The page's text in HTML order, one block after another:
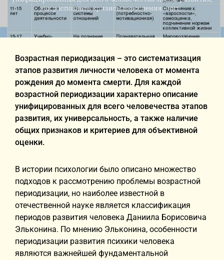
как распознать кризисы взросления - чит...
Возрастная периодизация – это систематизация
этапов развития личности человека от момента
рождения до момента смерти. Для каждой
возрастной периодизации характерно описание
унифицированных для всего человечества этапов
развития, их универсальность, а также наличие
общих признаков и критериев для объективной
оценки.
В истории психологии было описано множество
подходов к рассмотрению проблемы возрастной
периодизации, но наиболее известной в
отечественной науке является классификация
периодов развития человека Даниила Борисовича
Эльконина. По мнению Эльконина, особенности
периодизации развития психики человека
являются важнейшей фундаментальной